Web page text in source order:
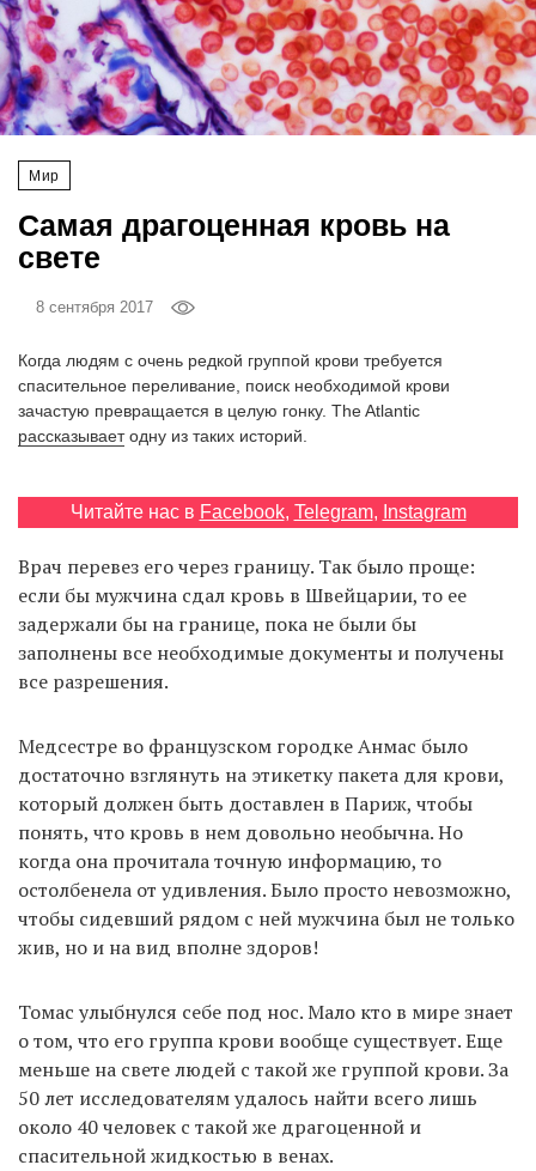
EN
UA
Мир
Самая драгоценная кровь на
свете
8 сентября 2017
Когда людям с очень редкой группой крови требуется
спасительное переливание, поиск необходимой крови
зачастую превращается в целую гонку. The Atlantic
рассказываетодну из таких историй.
Читайте нас в Facebook, Telegram, Instagram
Врач перевез его через границу. Так было проще:
если бы мужчина сдал кровь в Швейцарии, то ее
задержали бы на границе, пока не были бы
заполнены все необходимые документы и получены
все разрешения.
Медсестре во французском городке Анмас было
достаточно взглянуть на этикетку пакета для крови,
который должен быть доставлен в Париж, чтобы
понять, что кровь в нем довольно необычна. Но
когда она прочитала точную информацию, то
остолбенела от удивления. Было просто невозможно,
чтобы сидевший рядом с ней мужчина был не только
жив, но и на вид вполне здоров!
Томас улыбнулся себе под нос. Мало кто в мире знает
о том, что его группа крови вообще существует. Еще
меньше на свете людей с такой же группой крови. За
50 лет исследователям удалось найти всего лишь
около 40 человек с такой же драгоценной и
спасительной жидкостью в венах.